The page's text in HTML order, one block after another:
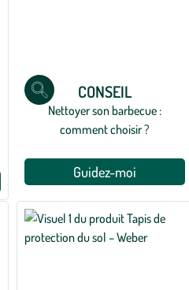
CONSEIL
Nettoyer son barbecue :
comment choisir ?
Guidez-moi